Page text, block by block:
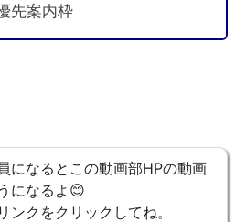
先案内枠
になるとこの動画部HPの動画
になるよ😊
ンクをクリックしてね。